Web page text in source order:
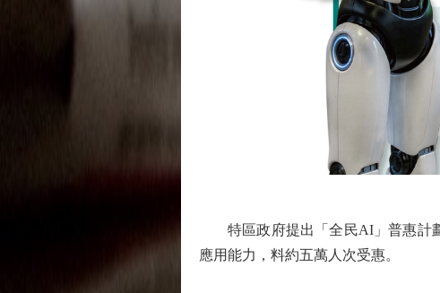
特區政府提出「全民AI」普惠計劃
應用能力，料約五萬人次受惠。